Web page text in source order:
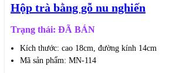
Hộp trà bằng gỗ nu nghiến
Trạng thái: ĐÃ BÁN
Kích thước: cao 18cm, đường kính 14cm
Mã sản phẩm: MN-114